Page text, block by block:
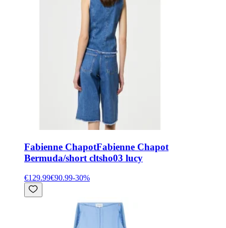
Fabienne ChapotFabienne Chapot
Bermuda/short cltsho03 lucy
€129.99€90.99-30%